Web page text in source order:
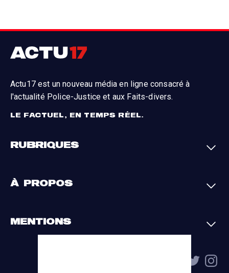
Actu17 est un nouveau média en ligne consacré à
l'actualité Police-Justice et aux Faits-divers.
LE FACTUEL, EN TEMPS RÉEL.
RUBRIQUES
Par région
À PROPOS
MENTIONS
Conditions générales